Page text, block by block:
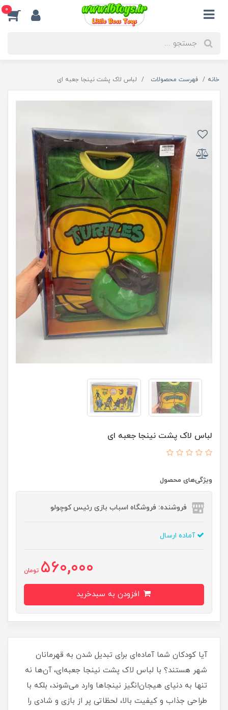
0
خانه فهرست محصولات لباس لاک پشت نینجا جعبه ای
لباس لاک پشت نینجا جعبه ای
ویژگی‌های محصول
فروشنده: فروشگاه اسباب بازی رئیس کوچولو
آماده ارسال
560,000 تومان
آیا کودکان شما آماده‌ای برای تبدیل شدن به قهرمانان
شهر هستند؟ با لباس لاک پشت نینجا جعبه‌ای، آن‌ها نه
تنها به دنیای هیجان‌انگیز نینجاها وارد می‌شوند، بلکه با
طراحی جذاب و کیفیت بالا، لحظاتی پر از بازی و شادی را